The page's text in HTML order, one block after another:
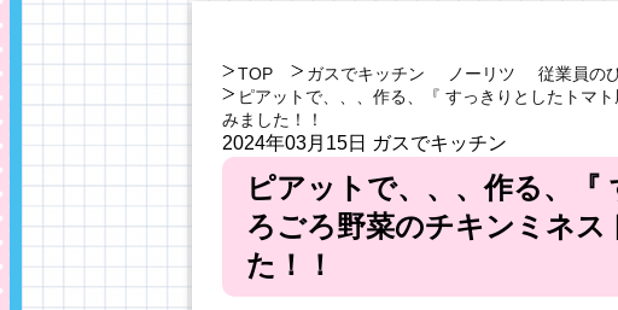
TOP ガスでキッチン ノーリツ
従業員の
ピアットで、、、作る、『 すっきりとしたトマ
みました！！
2024年03月15日 ガスでキッチン
ピアットで、、、作る、
ろごろ野菜のチキンミネ
た！！